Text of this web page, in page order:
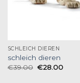
SCHLEICH DIEREN
schleich dieren
€39.00 €28.00